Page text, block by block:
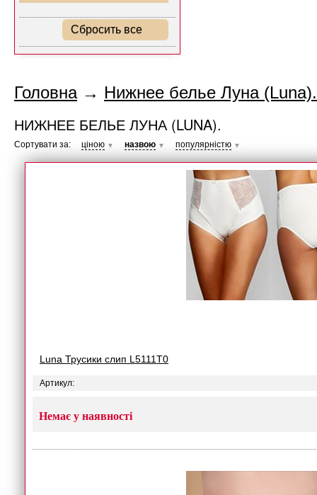
Сбросить все
Головна→ Нижнее белье Луна (Luna).
НИЖНЕЕ БЕЛЬЕ ЛУНА (LUNA).
Сортувати за: ціною ▼ назвою ▼ популярністю ▼
Luna Трусики слип L5111T0
Артикул:
Немає у наявності